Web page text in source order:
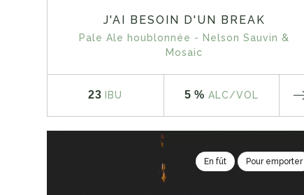
J'AI BESOIN D'UN BREAK
Pale Ale houblonnée - Nelson Sauvin &
Mosaic
23 IBU 5 % ALC/VOL
En fût Pour emporter